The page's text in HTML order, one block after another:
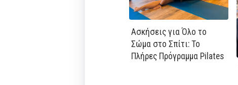
Ασκήσεις για Όλο το
Σώμα στο Σπίτι: Το
Πλήρες Πρόγραμμα Pilates